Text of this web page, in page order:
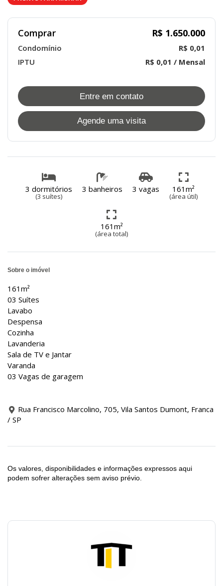
Comprar R$ 1.650.000
Condomínio
R$ 0,01
IPTU
R$ 0,01 / Mensal
Entre em contato
Agende uma visita
3 dormitórios
(3 suítes)
3 banheiros 3 vagas 161m²
(área útil)
161m²
(área total)
Sobre o imóvel
161m²
03 Suítes
Lavabo
Despensa
Cozinha
Lavanderia
Sala de TV e Jantar
Varanda
03 Vagas de garagem
Rua Francisco Marcolino, 705, Vila Santos Dumont, Franca
/ SP
Os valores, disponibilidades e informações expressos aqui
podem sofrer alterações sem aviso prévio.